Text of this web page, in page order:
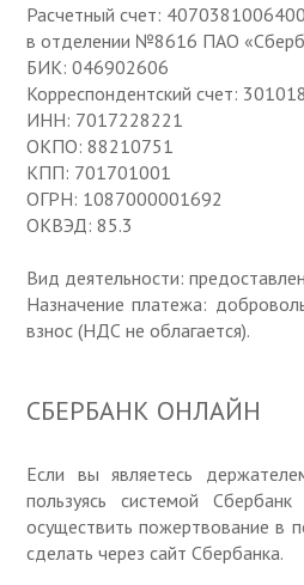
Расчетный счет:
в отделении №8616 ПАО
БИК: 046902606
Корреспондентский счет:
ИНН: 7017228221
ОКПО: 88210751
КПП: 701701001
ОГРН: 1087000001692
ОКВЭД: 85.3
Вид деятельности:
Назначение платежа:
взнос (НДС не облагается).
СБЕРБАНК ОНЛАЙН
Если вы являетесь
пользуясь системой
осуществить пожертвование в
сделать через сайт Сбербанка.